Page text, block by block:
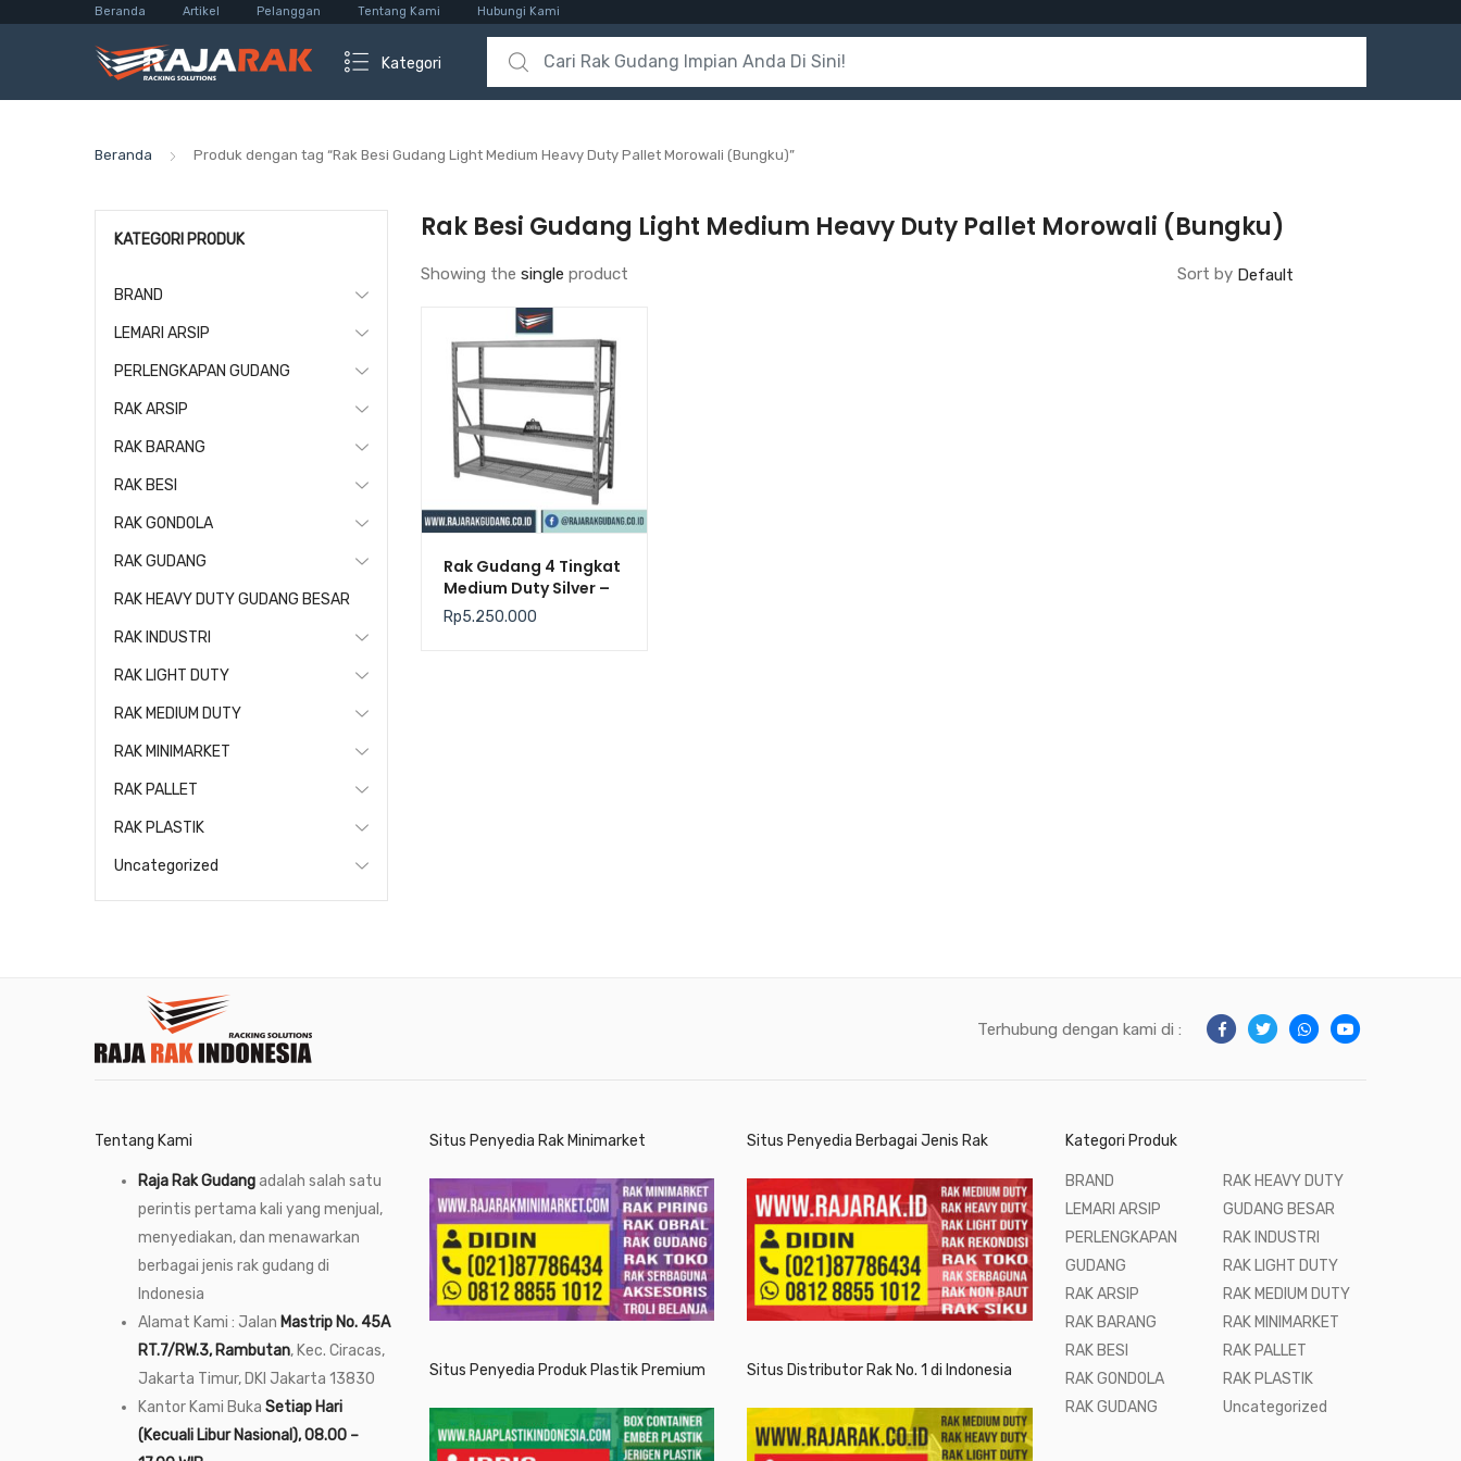
Beranda Artikel Pelanggan Tentang Kami Hubungi Kami
Kategori
Search for:
Beranda Produk dengan tag “Rak Besi Gudang Light Medium Heavy Duty Pallet Morowali (Bungku)”
Rak Besi Gudang Light Medium Heavy Duty Pallet Morowali (Bungku)
Showing the single product Sort by
Rak Gudang 4 Tingkat
Medium Duty Silver –
Krisbow
Rp5.250.000
KATEGORI PRODUK
BRAND
LEMARI ARSIP
PERLENGKAPAN GUDANG
RAK ARSIP
RAK BARANG
RAK BESI
RAK GONDOLA
RAK GUDANG
RAK HEAVY DUTY GUDANG BESAR
RAK INDUSTRI
RAK LIGHT DUTY
RAK MEDIUM DUTY
RAK MINIMARKET
RAK PALLET
RAK PLASTIK
Uncategorized
Terhubung dengan kami di :
Tentang Kami
Raja Rak Gudangadalah salah satu
perintis pertama kali yang menjual,
menyediakan, dan menawarkan
berbagai jenis rak gudang di
Indonesia
Alamat Kami : Jalan Mastrip No. 45A
RT.7/RW.3, Rambutan, Kec. Ciracas,
Jakarta Timur, DKI Jakarta 13830
Kantor Kami Buka Setiap Hari
(Kecuali Libur Nasional), 08.00 –
Situs Penyedia Rak Minimarket
Situs Penyedia Produk Plastik Premium
Situs Penyedia Berbagai Jenis Rak
Situs Distributor Rak No. 1 di Indonesia
Kategori Produk
BRAND
LEMARI ARSIP
PERLENGKAPAN
GUDANG
RAK ARSIP
RAK BARANG
RAK BESI
RAK GONDOLA
RAK GUDANG
RAK HEAVY DUTY
GUDANG BESAR
RAK INDUSTRI
RAK LIGHT DUTY
RAK MEDIUM DUTY
RAK MINIMARKET
RAK PALLET
RAK PLASTIK
Uncategorized